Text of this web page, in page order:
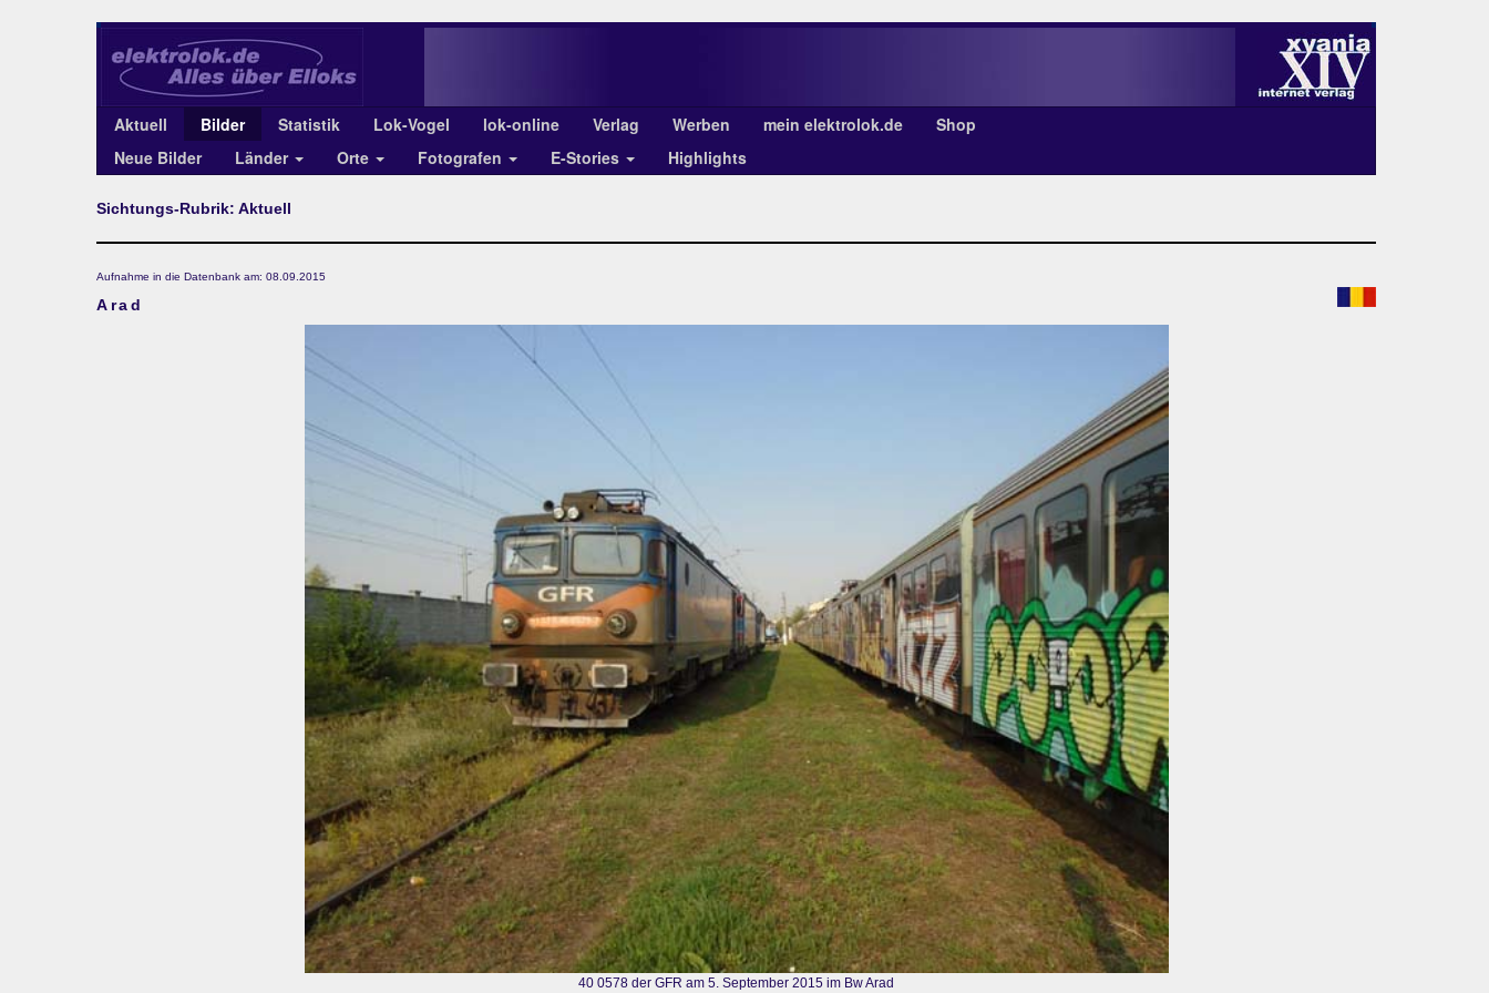
Aktuell Bilder Statistik Lok-Vogel lok-online Verlag Werben mein elektrolok.de
Shop
Neue Bilder
Länder Orte Fotografen E-Stories Highlights
Sichtungs-Rubrik: Aktuell
Aufnahme in die Datenbank am: 08.09.2015
Arad
40 0578 der GFR am 5. September 2015 im Bw Arad